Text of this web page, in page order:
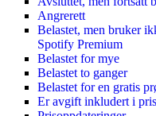
Angrerett
Belastet, men bruker
Spotify Premium
Belastet for mye
Belastet to ganger
Belastet for en gratis
Er avgift inkludert i